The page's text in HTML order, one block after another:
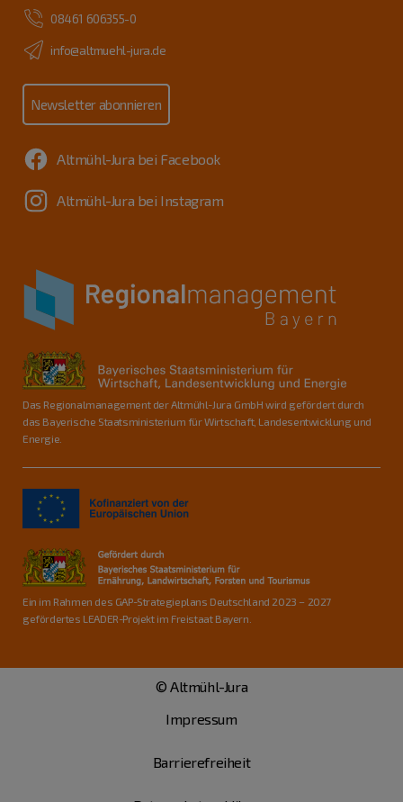
08461 606355-0
info@altmuehl-jura.de
Newsletter abonnieren
Altmühl-Jura bei Facebook
Altmühl-Jura bei Instagram
Das Regionalmanagement der Altmühl-Jura GmbH wird gefördert durch
das Bayerische Staatsministerium für Wirtschaft, Landesentwicklung und
Energie.
Ein im Rahmen des GAP-Strategieplans Deutschland 2023 – 2027
gefördertes LEADER-Projekt im Freistaat Bayern.
© Altmühl-Jura
Impressum
Barrierefreiheit